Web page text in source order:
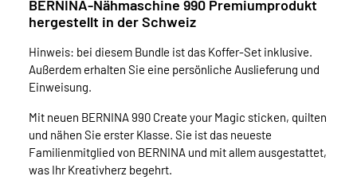
BERNINA-Nähmaschine 990 Premiumprodukt
hergestellt in der Schweiz
Hinweis: bei diesem Bundle ist das Koffer-Set inklusive.
Außerdem erhalten Sie eine persönliche Auslieferung und
Einweisung.
Mit neuen BERNINA 990 Create your Magic sticken, quilten
und nähen Sie erster Klasse. Sie ist das neueste
Familienmitglied von BERNINA und mit allem ausgestattet,
was Ihr Kreativherz begehrt.